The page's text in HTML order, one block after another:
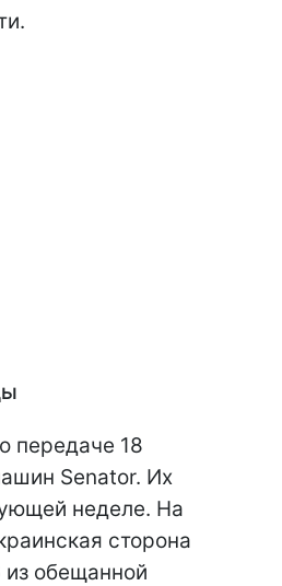
о передаче 18
Senator. Их
неделе. На
сторона
обещанной